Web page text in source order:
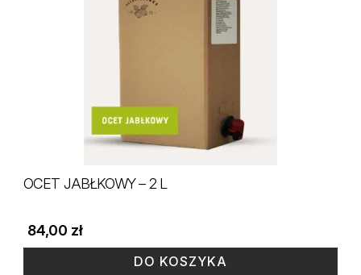
OCET JABŁKOWY – 2 L
84,00 zł
DO KOSZYKA